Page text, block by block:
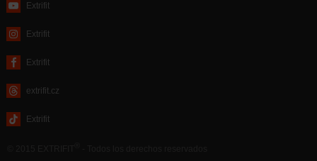
Extrifit
Extrifit
Extrifit
extrifit.cz
Extrifit